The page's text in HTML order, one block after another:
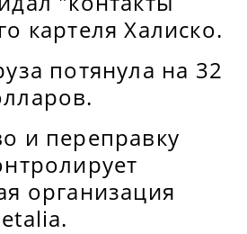
картеля Халиско.
потянула на 32
и переправку
организация